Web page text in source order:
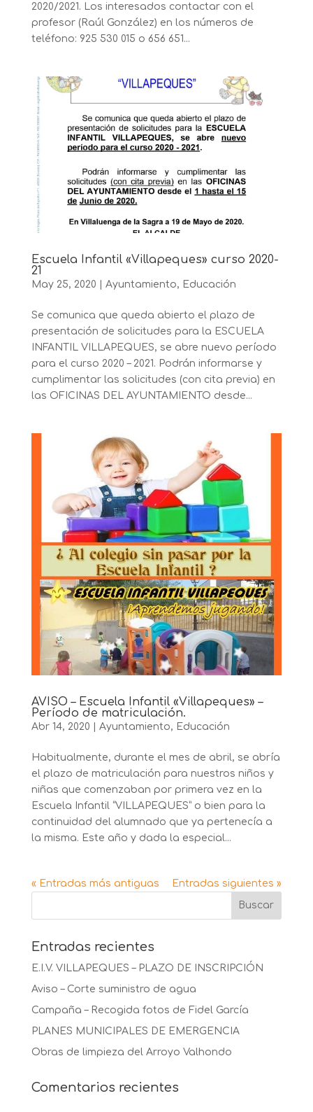
2020/2021. Los interesados contactar con el
profesor (Raúl González) en los números de
teléfono: 925 530 015 o 656 651...
Escuela Infantil «Villapeques» curso 2020-
21
May 25, 2020 Ayuntamiento, Educación
Se comunica que queda abierto el plazo de
presentación de solicitudes para la ESCUELA
INFANTIL VILLAPEQUES, se abre nuevo período
para el curso 2020 – 2021. Podrán informarse y
cumplimentar las solicitudes (con cita previa) en
las OFICINAS DEL AYUNTAMIENTO desde...
AVISO – Escuela Infantil «Villapeques» –
Período de matriculación.
Abr 14, 2020 Ayuntamiento, Educación
Habitualmente, durante el mes de abril, se abría
el plazo de matriculación para nuestros niños y
niñas que comenzaban por primera vez en la
Escuela Infantil “VILLAPEQUES” o bien para la
continuidad del alumnado que ya pertenecía a
la misma. Este año y dada la especial...
« Entradas más antiguas Entradas siguientes »
Entradas recientes
E.I.V. VILLAPEQUES – PLAZO DE INSCRIPCIÓN
Aviso – Corte suministro de agua
Campaña – Recogida fotos de Fidel García
PLANES MUNICIPALES DE EMERGENCIA
Obras de limpieza del Arroyo Valhondo
Comentarios recientes